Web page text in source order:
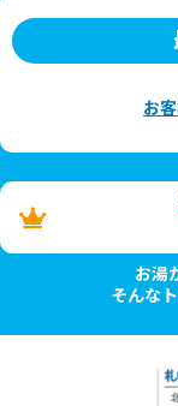
お
お湯
そんな